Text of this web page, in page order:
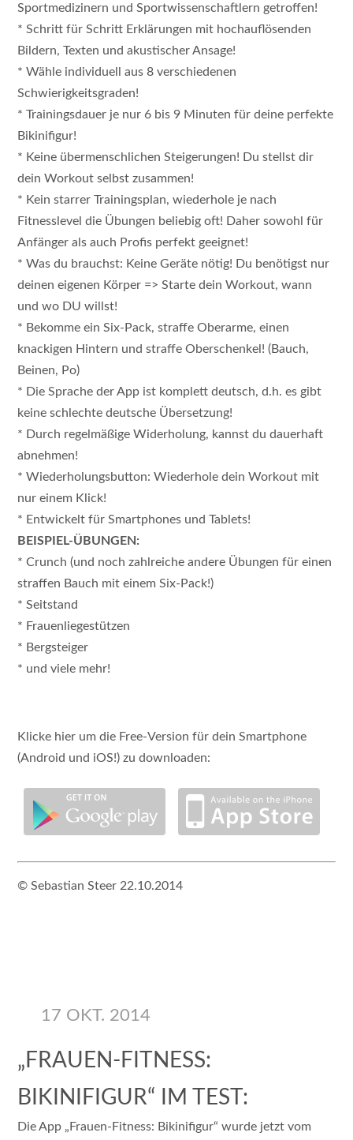
Sportmedizinern und Sportwissenschaftlern getroffen!
* Schritt für Schritt Erklärungen mit hochauflösenden
Bildern, Texten und akustischer Ansage!
* Wähle individuell aus 8 verschiedenen
Schwierigkeitsgraden!
* Trainingsdauer je nur 6 bis 9 Minuten für deine perfekte
Bikinifigur!
* Keine übermenschlichen Steigerungen! Du stellst dir
dein Workout selbst zusammen!
* Kein starrer Trainingsplan, wiederhole je nach
Fitnesslevel die Übungen beliebig oft! Daher sowohl für
Anfänger als auch Profis perfekt geeignet!
* Was du brauchst: Keine Geräte nötig! Du benötigst nur
deinen eigenen Körper => Starte dein Workout, wann
und wo DU willst!
* Bekomme ein Six-Pack, straffe Oberarme, einen
knackigen Hintern und straffe Oberschenkel! (Bauch,
Beinen, Po)
* Die Sprache der App ist komplett deutsch, d.h. es gibt
keine schlechte deutsche Übersetzung!
* Durch regelmäßige Widerholung, kannst du dauerhaft
abnehmen!
* Wiederholungsbutton: Wiederhole dein Workout mit
nur einem Klick!
* Entwickelt für Smartphones und Tablets!
BEISPIEL-ÜBUNGEN:
* Crunch (und noch zahlreiche andere Übungen für einen
straffen Bauch mit einem Six-Pack!)
* Seitstand
* Frauenliegestützen
* Bergsteiger
* und viele mehr!
Klicke hier um die Free-Version für dein Smartphone
(Android und iOS!) zu downloaden:
© Sebastian Steer 22.10.2014
17 OKT. 2014
„FRAUEN-FITNESS:
BIKINIFIGUR“ IM TEST:
Die App „Frauen-Fitness: Bikinifigur“ wurde jetzt vom